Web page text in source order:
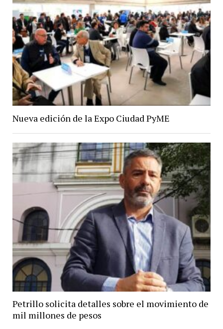
Nueva edición de la Expo Ciudad PyME
Petrillo solicita detalles sobre el movimiento de
mil millones de pesos